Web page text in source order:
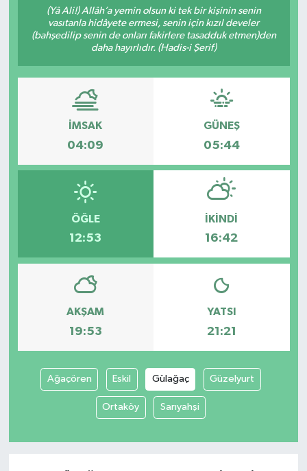
(Yâ Ali!) Allâh’a yemin olsun ki tek bir kişinin senin
vasıtanla hidâyete ermesi, senin için kızıl develer
(bahşedilip senin de onları fakirlere tasadduk etmen)den
daha hayırlıdır. (Hadis-i Şerif)
İMSAK
04:09
GÜNEŞ
05:44
ÖĞLE
12:53
İKINDI
16:42
AKŞAM
19:53
YATSI
21:21
Ağaçören Eskil Gülağaç Güzelyurt
Ortaköy Sarıyahşi
Siyaset